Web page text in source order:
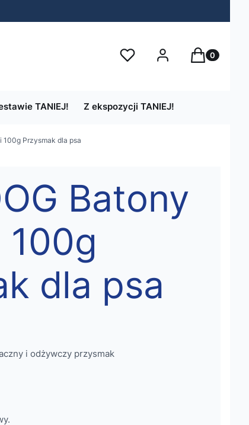
Ulubione Zaloguj sięProdukty w
Koszyk
TANIEJ! Z ekspozycji TANIEJ!
100g Przysmak dla psa
Batony
dla psa
i odżywczy przysmak